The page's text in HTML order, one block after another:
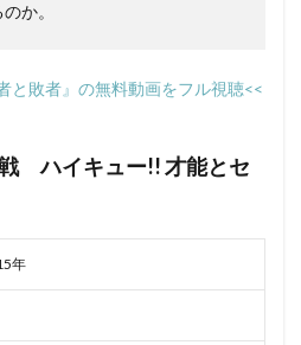
か。
と敗者』の無料動画をフル視聴<<
ハイキュー!! 才能とセ
年